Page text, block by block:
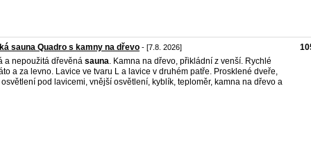
sauna Quadro s kamny na dřevo - [7.8. 2026]
a nepoužitá dřevěná sauna. Kamna na dřevo, přikládní z venší. Rychlé
a za levno. Lavice ve tvaru L a lavice v druhém patře. Prosklené dveře,
pod lavicemi, vnější osvětlení, kyblík, teploměr, kamna na dřevo a